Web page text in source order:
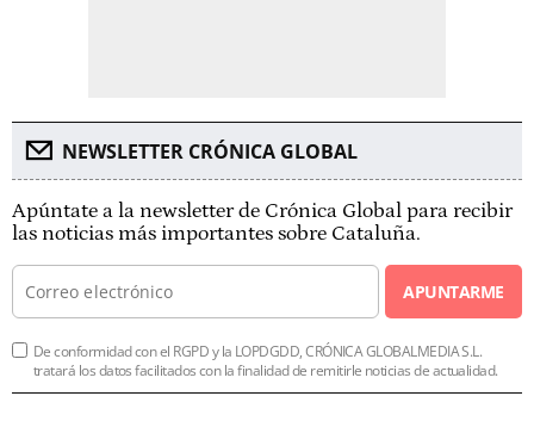
NEWSLETTER CRÓNICA GLOBAL
Apúntate a la newsletter de Crónica Global para recibir
las noticias más importantes sobre Cataluña.
APUNTARME
De conformidad con el RGPD y la LOPDGDD, CRÓNICA GLOBALMEDIA S.L.
tratará los datos facilitados con la finalidad de remitirle noticias de actualidad.